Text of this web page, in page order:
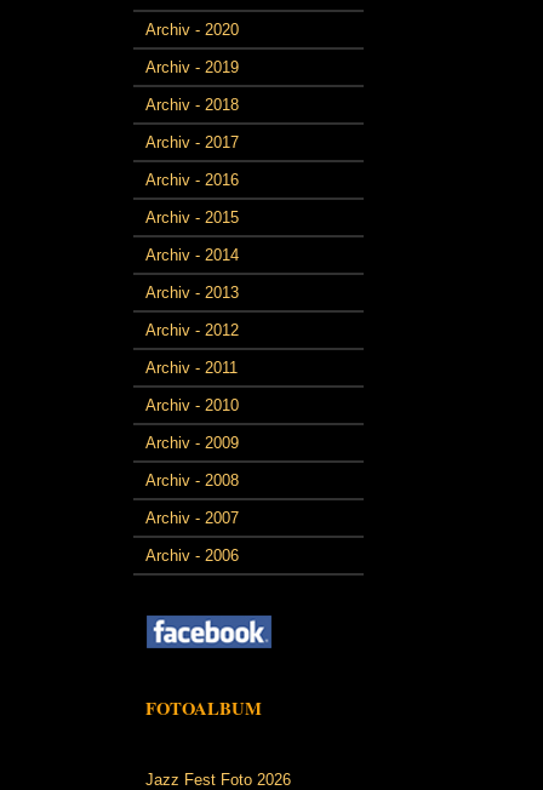
Archiv - 2020
Archiv - 2019
Archiv - 2018
Archiv - 2017
Archiv - 2016
Archiv - 2015
Archiv - 2014
Archiv - 2013
Archiv - 2012
Archiv - 2011
Archiv - 2010
Archiv - 2009
Archiv - 2008
Archiv - 2007
Archiv - 2006
FOTOALBUM
Jazz Fest Foto 2026